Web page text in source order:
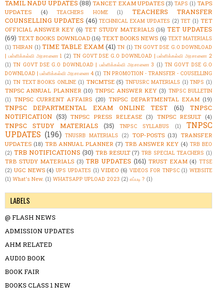
TAMIL NADU UPDATES (88) TANCET EXAM UPDATES (3) TAPS (1) TAPS
UPDATES
(4) TEACHERS HOME (1)
TEACHERS TRANSFER
COUNSELLING UPDATES (46) TECHNICAL EXAM UPDATES (2) TET (1) TET
OFFICIAL ANSWER KEY (6) TET STUDY MATERIALS (16) TET UPDATES
(69) TEXT BOOKS DOWNLOAD (16) TEXT BOOKS NEWS (6) TEXT MATERIALS
(1) THIRAN (1) TIME TABLE EXAM (41) TN (1) TN GOVT DSE G.O DOWNLOAD
| பள்ளிக்கல்வி அரசாணை 1 (2) TN GOVT DSE G.O DOWNLOAD | பள்ளிக்கல்வி அரசாணை 2
(1) TN GOVT DSE G.O DOWNLOAD | பள்ளிக்கல்வி அரசாணை 3 (1) TN GOVT DSE G.O
DOWNLOAD | பள்ளிக்கல்வி அரசாணை 4 (1) TN PROMOTION - TRANSFER - COUSELLING
(1) TN TEXT BOOKS ONLINE (1) TNCMTSE (5) TNFUSRC MATERIALS (1) TNPS (1)
TNPSC ANNUAL PLANNER (10) TNPSC ANSWER KEY (3) TNPSC BULLETIN
(1) TNPSC CURRENT AFFAIRS (20) TNPSC DEPARTMENTAL EXAM (19)
TNPSC DEPARTMENTAL EXAM ONLINE TEST (61)
TNPSC
NOTIFICATION (53) TNPSC PRESS RELEASE (3) TNPSC RESULT (4)
TNPSC STUDY MATERIALS (35) TNPSC SYLLABUS (1)
TNPSC
UPDATES (196) TNUSRB MATERIALS (2) TOP-POSTS (13) TRANSFER
UPDATES (18) TRB ANNUAL PLANNER (7) TRB ANSWER KEY (4) TRB BEO
(2) TRB NOTIFICATIONS (30) TRB RESULT (7) TRB SPECIAL TEACHERS (1)
TRB STUDY MATERIALS (3) TRB UPDATES (161) TRUST EXAM (4) TTSE
(2) UGC NEWS (4) UPS UPDATES (1) VIDEO (6) VIDEOS FOR TNPSC (1) WEBSITE
(1) What's New. (1) WHATSAPP UPLOAD 2023 (2) எப்படி ? (1)
LABELS
@ FLASH NEWS
ADMISSION UPDATES
AHM RELATED
AUDIO BOOK
BOOK FAIR
BOOKS CLASS 1 NEW